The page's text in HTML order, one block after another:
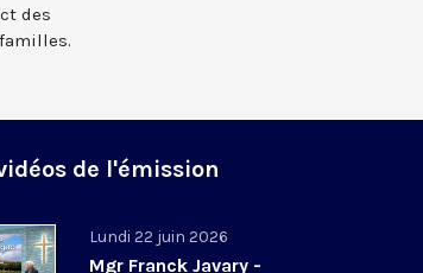
des
de l'émission
Lundi 22 juin 2026
Mgr Franck Javary -